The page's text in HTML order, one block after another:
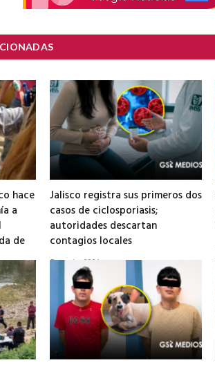
hace
a
de
Jalisco registra sus primeros dos
casos de ciclosporiasis;
autoridades descartan
contagios locales
5 agosto, 2026